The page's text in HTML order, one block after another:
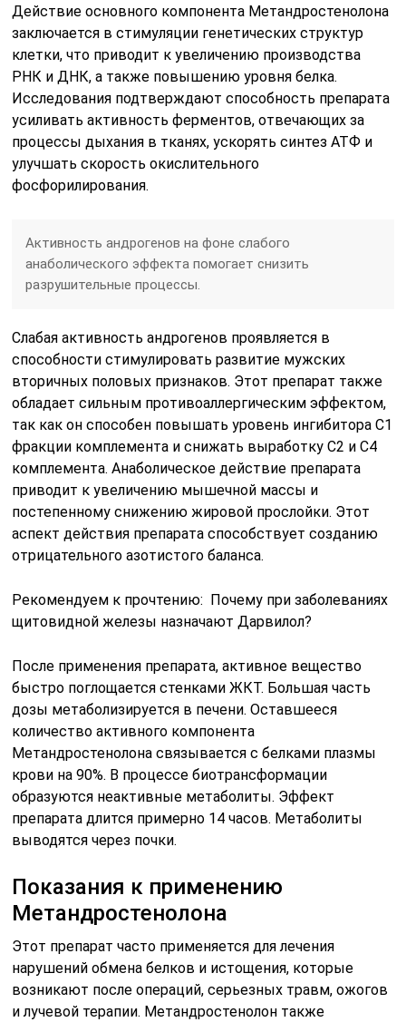
Действие основного компонента Метандростенолона
заключается в стимуляции генетических структур
клетки, что приводит к увеличению производства
РНК и ДНК, а также повышению уровня белка.
Исследования подтверждают способность препарата
усиливать активность ферментов, отвечающих за
процессы дыхания в тканях, ускорять синтез АТФ и
улучшать скорость окислительного
фосфорилирования.
Активность андрогенов на фоне слабого
анаболического эффекта помогает снизить
разрушительные процессы.
Слабая активность андрогенов проявляется в
способности стимулировать развитие мужских
вторичных половых признаков. Этот препарат также
обладает сильным противоаллергическим эффектом,
так как он способен повышать уровень ингибитора С1
фракции комплемента и снижать выработку С2 и С4
комплемента. Анаболическое действие препарата
приводит к увеличению мышечной массы и
постепенному снижению жировой прослойки. Этот
аспект действия препарата способствует созданию
отрицательного азотистого баланса.
Рекомендуем к прочтению: Почему при заболеваниях
щитовидной железы назначают Дарвилол?
После применения препарата, активное вещество
быстро поглощается стенками ЖКТ. Большая часть
дозы метаболизируется в печени. Оставшееся
количество активного компонента
Метандростенолона связывается с белками плазмы
крови на 90%. В процессе биотрансформации
образуются неактивные метаболиты. Эффект
препарата длится примерно 14 часов. Метаболиты
выводятся через почки.
Показания к применению
Метандростенолона
Этот препарат часто применяется для лечения
нарушений обмена белков и истощения, которые
возникают после операций, серьезных травм, ожогов
и лучевой терапии. Метандростенолон также